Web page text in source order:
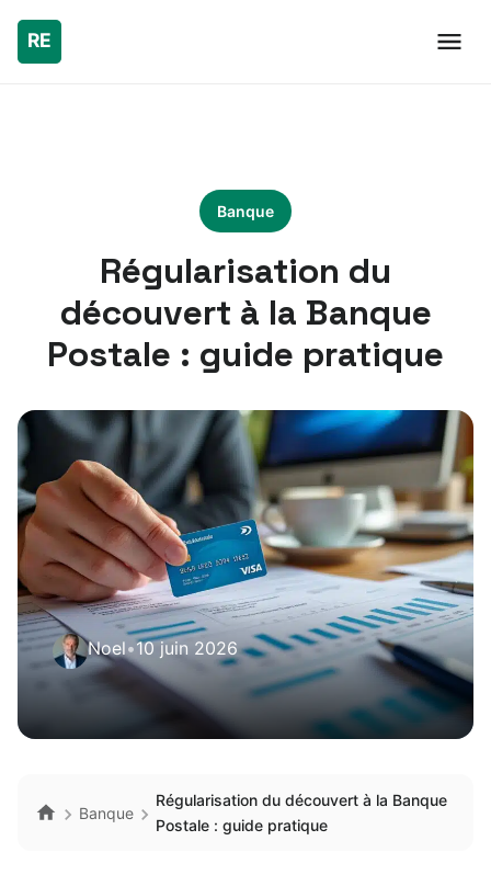
Banque
Régularisation du
découvert à la Banque
Postale : guide pratique
Noel•10 juin 2026
Banque
Régularisation du découvert à la Banque
Postale : guide pratique